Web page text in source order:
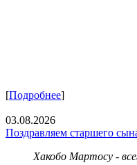
[Подробнее]
03.08.2026
Поздравляем старшего
Хакобо Мартосу -